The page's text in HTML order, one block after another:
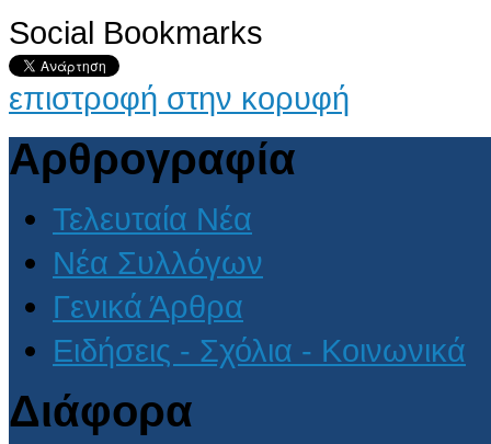
Social Bookmarks
επιστροφή στην κορυφή
Αρθρογραφία
Τελευταία Νέα
Νέα Συλλόγων
Γενικά Άρθρα
Ειδήσεις - Σχόλια - Κοινωνικά
Διάφορα